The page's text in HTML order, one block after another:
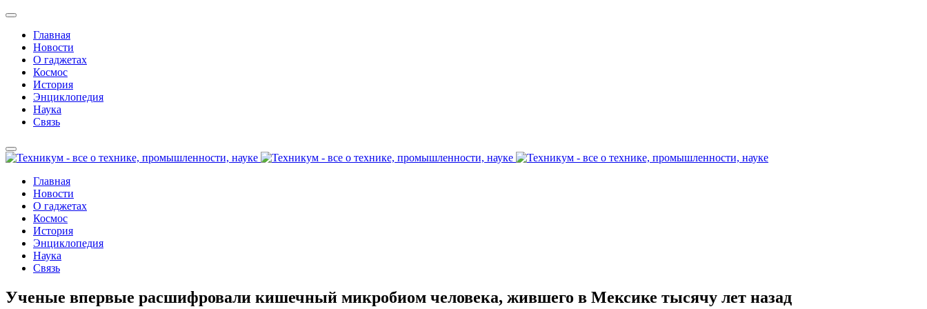
Главная
Новости
О гаджетах
Космос
История
Энциклопедия
Наука
Связь
Главная
Новости
О гаджетах
Космос
История
Энциклопедия
Наука
Связь
Ученые впервые расшифровали кишечный микробиом человека, жившего в Мексике тысячу лет назад